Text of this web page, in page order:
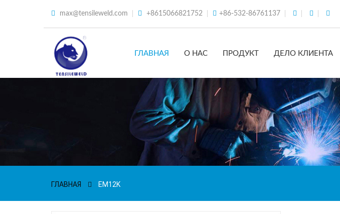
max@tensileweld.com +8615066821752 +86-532-86761137
ГЛАВНАЯ О НАС ПРОДУКТ ДЕЛО КЛИЕНТА
ГЛАВНАЯ EM12K